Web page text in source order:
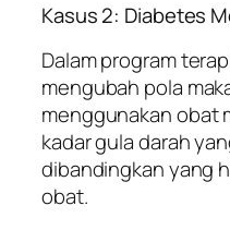
Kasus 2: Diabetes
Dalam program
mengubah pola
menggunakan obat
kadar gula darah
dibandingkan yang
obat.